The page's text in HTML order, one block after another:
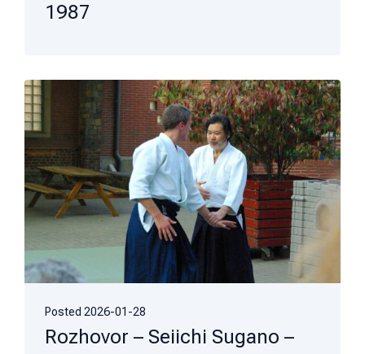
1987
Posted 2026-01-28
Rozhovor – Seiichi Sugano –